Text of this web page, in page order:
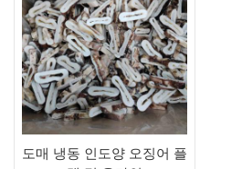
도매 냉동 인도양 오징어 플